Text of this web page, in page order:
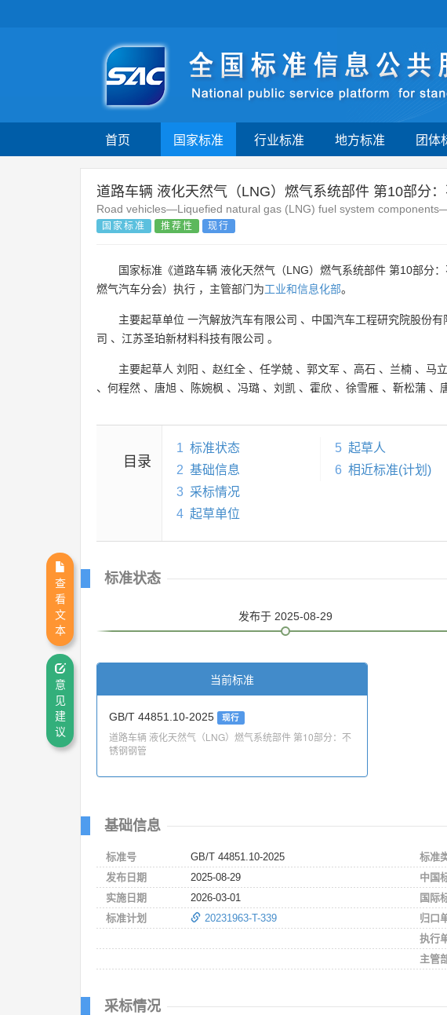
首页 国家标准 行业标准 地方标准 团体
道路车辆 液化天然气（LNG）燃气系统部件 第10部分
Road vehicles—Liquefied natural gas (LNG) fuel system
国家标准 推荐性 现行
国家标准《道路车辆 液化天然气（LNG）燃气系统部件 第10部分
燃气汽车分会）执行 ，主管部门为工业和信息化部。
主要起草单位 一汽解放汽车有限公司 、 中国汽车工程研究院股份有
司 、 江苏圣珀新材料科技有限公司 。
主要起草人 刘阳 、 赵红全 、 任学兢 、 郭文军 、 高石 、 兰楠 、 马立
、 何程然 、 唐旭 、 陈婉枫 、 冯璐 、 刘凯 、 霍欣 、 徐雪雁 、 靳松蒲 、
目录
1 标准状态
2 基础信息
3 采标情况
4 起草单位
5 起草人
6 相近标准(计划)
标准状态
发布于 2025-08-29
当前标准
GB/T 44851.10-2025 现行
道路车辆 液化天然气（LNG）燃气系统部件 第10部分：不
锈钢钢管
基础信息
标准号
GB/T 44851.10-2025
发布日期
2025-08-29
实施日期
2026-03-01
标准计划
20231963-T-339
标准
中国
国际
归口
执行
主管
采标情况
查
看
文
本
意
见
建
议